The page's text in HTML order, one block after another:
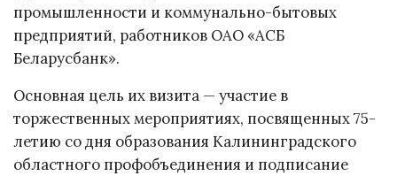
промышленности и коммунально-бытовых
предприятий, работников ОАО «АСБ
Беларусбанк».
Основная цель их визита — участие в
торжественных мероприятиях, посвященных 75-
летию со дня образования Калининградского
областного профобъединения и подписание